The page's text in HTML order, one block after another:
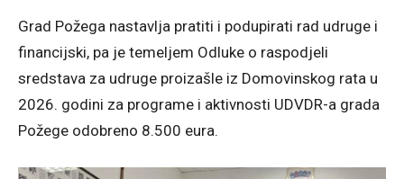
Grad Požega nastavlja pratiti i podupirati rad udruge i
financijski, pa je temeljem Odluke o raspodjeli
sredstava za udruge proizašle iz Domovinskog rata u
2026. godini za programe i aktivnosti UDVDR-a grada
Požege odobreno 8.500 eura.